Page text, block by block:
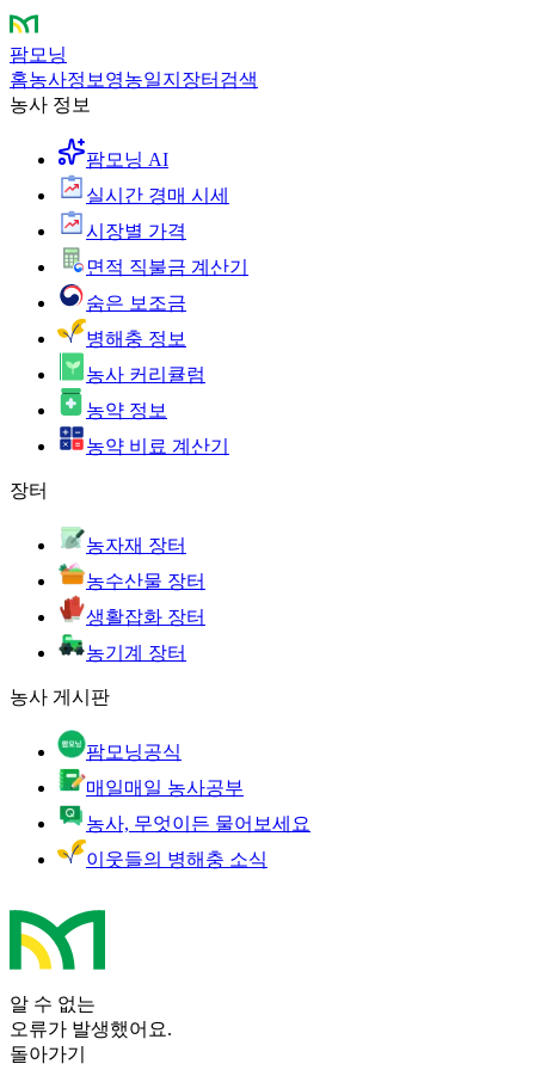
팜모닝
홈농사정보 영농일지 장터 검색
농사 정보
팜모닝 AI
실시간 경매 시세
시장별 가격
면적 직불금 계산기
숨은 보조금
병해충 정보
농사 커리큘럼
농약 정보
농약 비료 계산기
장터
농자재 장터
농수산물 장터
생활잡화 장터
농기계 장터
농사 게시판
팜모닝공식
매일매일 농사공부
농사, 무엇이든 물어보세요
이웃들의 병해충 소식
알 수 없는
오류가 발생했어요.
돌아가기